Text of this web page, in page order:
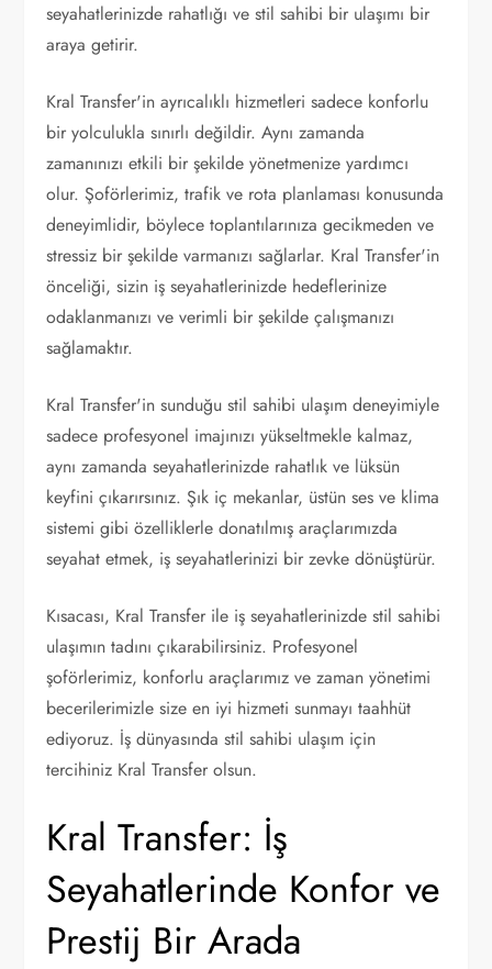
seyahatlerinizde rahatlığı ve stil sahibi bir ulaşımı bir
araya getirir.
Kral Transfer'in ayrıcalıklı hizmetleri sadece konforlu
bir yolculukla sınırlı değildir. Aynı zamanda
zamanınızı etkili bir şekilde yönetmenize yardımcı
olur. Şoförlerimiz, trafik ve rota planlaması konusunda
deneyimlidir, böylece toplantılarınıza gecikmeden ve
stressiz bir şekilde varmanızı sağlarlar. Kral Transfer'in
önceliği, sizin iş seyahatlerinizde hedeflerinize
odaklanmanızı ve verimli bir şekilde çalışmanızı
sağlamaktır.
Kral Transfer'in sunduğu stil sahibi ulaşım deneyimiyle
sadece profesyonel imajınızı yükseltmekle kalmaz,
aynı zamanda seyahatlerinizde rahatlık ve lüksün
keyfini çıkarırsınız. Şık iç mekanlar, üstün ses ve klima
sistemi gibi özelliklerle donatılmış araçlarımızda
seyahat etmek, iş seyahatlerinizi bir zevke dönüştürür.
Kısacası, Kral Transfer ile iş seyahatlerinizde stil sahibi
ulaşımın tadını çıkarabilirsiniz. Profesyonel
şoförlerimiz, konforlu araçlarımız ve zaman yönetimi
becerilerimizle size en iyi hizmeti sunmayı taahhüt
ediyoruz. İş dünyasında stil sahibi ulaşım için
tercihiniz Kral Transfer olsun.
Kral Transfer: İş
Seyahatlerinde Konfor ve
Prestij Bir Arada